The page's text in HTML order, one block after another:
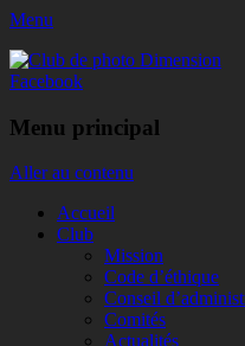
Menu
Club de photo Dimension
Facebook
Menu principal
Aller au contenu
Accueil
Club
Mission
Code d’éthique
Conseil
Comités
Actualités